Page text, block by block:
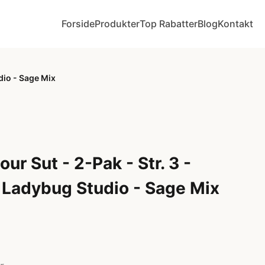
ForsideProdukterTop RabatterBlogKontakt
- Sage Mix
Sut - 2-Pak - Str. 3 -
Studio - Sage Mix